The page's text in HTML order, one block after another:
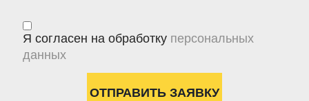
Я согласен на обработку персональных
данных